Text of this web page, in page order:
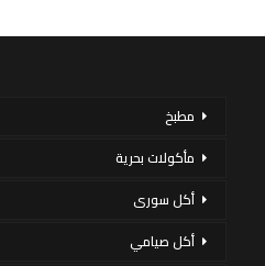
مطبخ
مأكولات بحرية
أكل سورى
أكل صيامي